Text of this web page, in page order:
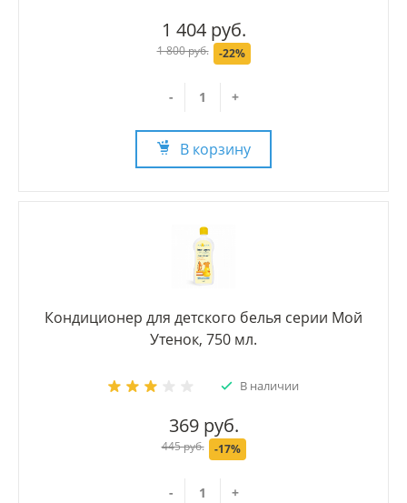
1 404 руб.
1 800 руб. -22%
- +
В корзину
Кондиционер для детского белья серии Мой
Утенок, 750 мл.
В наличии
369 руб.
445 руб. -17%
- +